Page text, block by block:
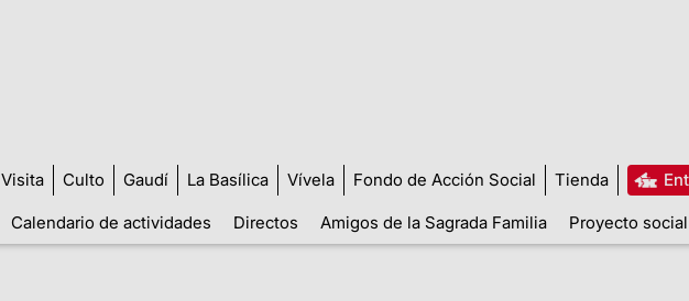
Visita Culto Gaudí La Basílica Vívela Fondo de Acción Social Tienda
Calendario de actividades Directos Amigos de la Sagrada Familia Proyecto social